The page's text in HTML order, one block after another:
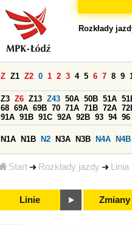
Start Rozkłady jazdy
Rozkłady
Z Z1 Z2 0 1 2 3 4 5 6 7 8 9
Z3 Z6 Z13 Z43 50A 50B 51A
68 69A 69B 70 71A 71B 72A
91A 91B 91C 92A 92B 93 94 96
N1A N1B N2 N3A N3B N4A N4B
Linie Zmiany